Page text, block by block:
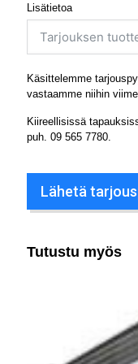
Lisätietoa
Käsittelemme
vastaamme niihin
Kiireellisissä
puh. 09 565 7780
Lähetä
Tutustu myös